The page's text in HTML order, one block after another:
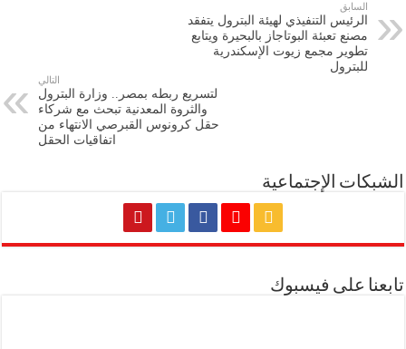
السابق
الرئيس التنفيذي لهيئة البترول يتفقد
مصنع تعبئة البوتاجاز بالبحيرة ويتابع
تطوير مجمع زيوت الإسكندرية
للبترول
التالي
لتسريع ربطه بمصر.. وزارة البترول
والثروة المعدنية تبحث مع شركاء
حقل كرونوس القبرصي الانتهاء من
اتفاقيات الحقل
الشبكات الإجتماعية
تابعنا على فيسبوك